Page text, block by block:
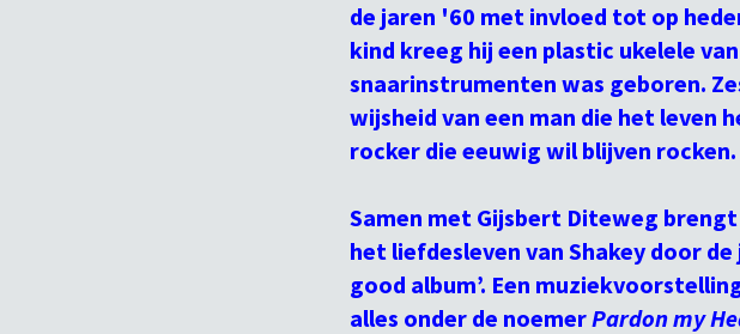
de jaren '60 met invloed tot op
kind kreeg hij een plastic ukelele
snaarinstrumenten was geboren.
wijsheid van een man die het leven
rocker die eeuwig wil blijven
Samen met Gijsbert Diteweg
het liefdesleven van Shakey door
good album’. Een
alles onder de noemerPardon my